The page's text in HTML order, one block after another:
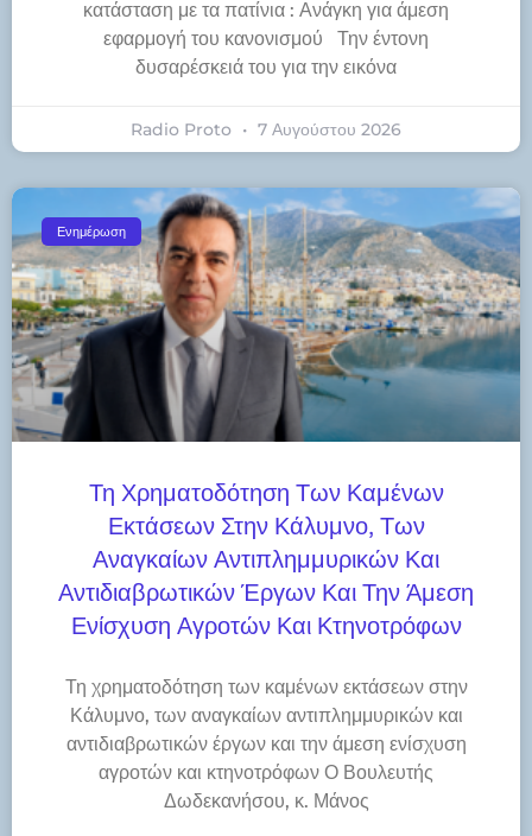
κατάσταση με τα πατίνια : Ανάγκη για άμεση
εφαρμογή του κανονισμού Την έντονη
δυσαρέσκειά του για την εικόνα
Radio Proto 7 Αυγούστου 2026
Ενημέρωση
Τη Χρηματοδότηση Των Καμένων
Εκτάσεων Στην Κάλυμνο, Των
Αναγκαίων Αντιπλημμυρικών Και
Αντιδιαβρωτικών Έργων Και Την Άμεση
Ενίσχυση Αγροτών Και Κτηνοτρόφων
Τη χρηματοδότηση των καμένων εκτάσεων στην
Κάλυμνο, των αναγκαίων αντιπλημμυρικών και
αντιδιαβρωτικών έργων και την άμεση ενίσχυση
αγροτών και κτηνοτρόφων Ο Βουλευτής
Δωδεκανήσου, κ. Μάνος